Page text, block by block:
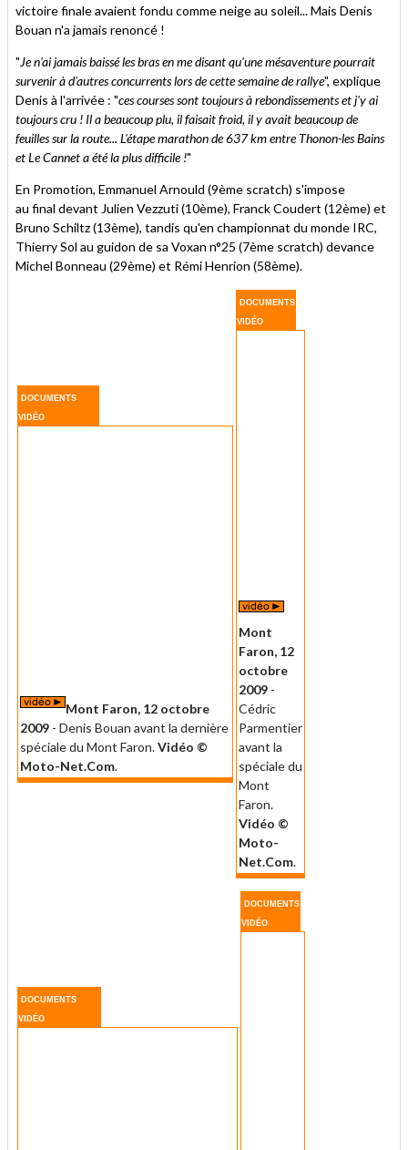
victoire finale avaient fondu comme neige au soleil... Mais Denis
Bouan n'a jamais renoncé !
"Je n'ai jamais baissé les bras en me disant qu'une mésaventure pourrait
survenir à d'autres concurrents lors de cette semaine de rallye", explique
Denis à l'arrivée : "ces courses sont toujours à rebondissements et j'y ai
toujours cru ! Il a beaucoup plu, il faisait froid, il y avait beaucoup de
feuilles sur la route... L'étape marathon de 637 km entre Thonon-les Bains
et Le Cannet a été la plus difficile !"
En Promotion, Emmanuel Arnould (9ème scratch) s'impose
au final devant Julien Vezzuti (10ème), Franck Coudert (12ème) et
Bruno Schiltz (13ème), tandis qu'en championnat du monde IRC,
Thierry Sol au guidon de sa Voxan n°25 (7ème scratch) devance
Michel Bonneau (29ème) et Rémi Henrion (58ème).
DOCUMENTS
VIDÉO
Mont Faron, 12 octobre
2009 - Denis Bouan avant la dernière
spéciale du Mont Faron.Vidéo ©
Moto-Net.Com.
DOCUMENTS
VIDÉO
Mont
Faron, 12
octobre
2009 -
Cédric
Parmentier
avant la
spéciale du
Mont
Faron.
Vidéo ©
Moto-
Net.Com.
DOCUMENTS
VIDÉO
DOCUMENTS
VIDÉO